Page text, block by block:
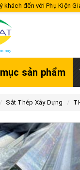
khách đến với Phụ Kiện
sản phẩm
Sắt Thép Xây Dựng